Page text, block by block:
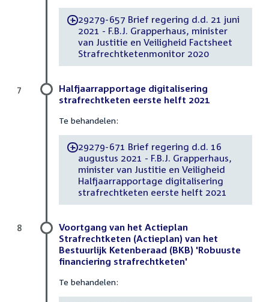
-29279-657 Brief regering d.d. 21 juni
2021 - F.B.J. Grapperhaus, minister
van Justitie en Veiligheid Factsheet
Strafrechtketenmonitor 2020
Halfjaarrapportage digitalisering
strafrechtketen eerste helft 2021
Te behandelen:
-29279-671 Brief regering d.d. 16
augustus 2021 - F.B.J. Grapperhaus,
minister van Justitie en Veiligheid
Halfjaarrapportage digitalisering
strafrechtketen eerste helft 2021
7
Voortgang van het Actieplan
Strafrechtketen (Actieplan) van het
Bestuurlijk Ketenberaad (BKB) 'Robuuste
financiering strafrechtketen'
Te behandelen:
8